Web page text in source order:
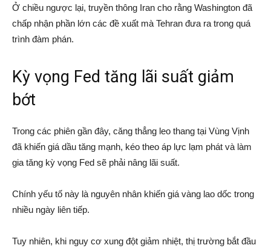
Ở chiều ngược lại, truyền thông Iran cho rằng Washington đã
chấp nhận phần lớn các đề xuất mà Tehran đưa ra trong quá
trình đàm phán.
Kỳ vọng Fed tăng lãi suất giảm
bớt
Trong các phiên gần đây, căng thẳng leo thang tại Vùng Vịnh
đã khiến giá dầu tăng mạnh, kéo theo áp lực lạm phát và làm
gia tăng kỳ vọng Fed sẽ phải nâng lãi suất.
Chính yếu tố này là nguyên nhân khiến giá vàng lao dốc trong
nhiều ngày liên tiếp.
Tuy nhiên, khi nguy cơ xung đột giảm nhiệt, thị trường bắt đầu